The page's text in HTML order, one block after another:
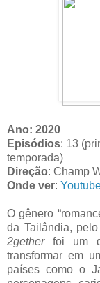
Ano: 2020
Episódios: 13
temporada)
Direção: Champ
Onde ver:
O gênero
da Tailândia,
2gether foi um
transformar em
países como o